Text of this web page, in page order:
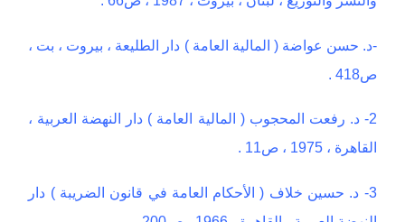
-د. حسن عواضة ( المالية العامة ) دار الطليعة ، بيروت ، بت ،
ص418 .
2- د. رفعت المحجوب ( المالية العامة ) دار النهضة العربية ،
القاهرة ، 1975 ، ص11 .
3- د. حسين خلاف ( الأحكام العامة في قانون الضريبة ) دار